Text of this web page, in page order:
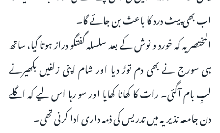
اب بھی پیٹ درد کا باعث بن جائے گا۔
المختصر یہ کہ خورد و نوش کے بعد سلسلہ گفتگو دراز ہوتا گیا، ساتھ
ہی سورج نے بھی دم توڑ دیا اور شام اپنی زلفیں بکھیرنے
لبِ بام آگئی۔ رات کا کھانا کھایا اور سو رہا اس لیے کہ اگلے
دن جامعہ نذیریہ میں تدریس کی ذمہ داری ادا کرنی تھی۔